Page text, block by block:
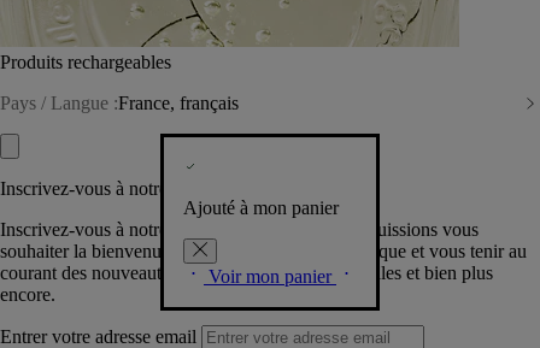
Produits rechargeables
Pays / Langue :France, français
Ajouté à mon panier
Voir mon panier
Inscrivez-vous à notre Newsletter
Inscrivez-vous à notre newsletter pour que nous puissions vous
souhaiter la bienvenue dans la communauté Diptyque et vous tenir au
courant des nouveautés, événements, offres spéciales et bien plus
encore.
Entrer votre adresse email